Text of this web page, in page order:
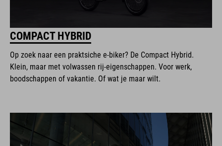
COMPACT HYBRID
Op zoek naar een praktsiche e-biker? De Compact Hybrid.
Klein, maar met volwassen rij-eigenschappen. Voor werk,
boodschappen of vakantie. Of wat je maar wilt.